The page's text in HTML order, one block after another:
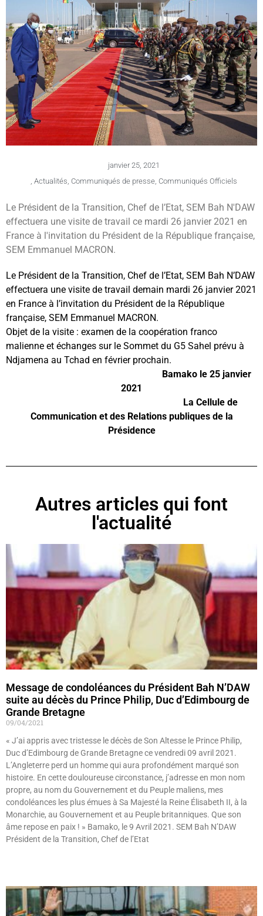
janvier 25, 2021
Actualités Communiqués de presse Communiqués Officiels
Le Président de la Transition, Chef de l’Etat, SEM Bah N'DAW
effectuera une visite de travail ce mardi 26 janvier 2021 en
France à l'invitation du Président de la République française,
SEM Emmanuel MACRON.
Le Président de la Transition, Chef de l’Etat, SEM Bah N’DAW
effectuera une visite de travail demain mardi 26 janvier 2021
en France à l’invitation du Président de la République
française, SEM Emmanuel MACRON.
Objet de la visite : examen de la coopération franco
malienne et échanges sur le Sommet du G5 Sahel prévu à
Ndjamena au Tchad en février prochain.
Bamako le 25 janvier
2021
La Cellule de
Communication et des Relations publiques de la
Présidence
Autres articles qui font
l'actualité
Message de condoléances du Président Bah N’DAW
suite au décès du Prince Philip, Duc d’Edimbourg de
Grande Bretagne
09/04/2021
« J’ai appris avec tristesse le décès de Son Altesse le Prince Philip,
Duc d’Edimbourg de Grande Bretagne ce vendredi 09 avril 2021.
L’Angleterre perd un homme qui aura profondément marqué son
histoire. En cette douloureuse circonstance, j’adresse en mon nom
propre, au nom du Gouvernement et du Peuple maliens, mes
condoléances les plus émues à Sa Majesté la Reine Élisabeth II, à la
Monarchie, au Gouvernement et au Peuple britanniques. Que son
âme repose en paix ! » Bamako, le 9 Avril 2021. SEM Bah N’DAW
Président de la Transition, Chef de l’Etat